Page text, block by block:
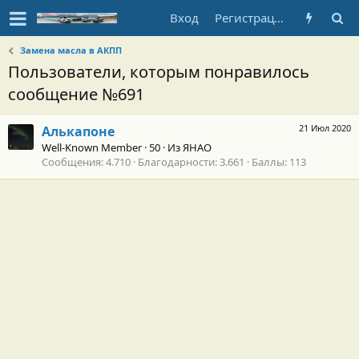
Вход Регистрация
Замена масла в АКПП
Пользователи, которым понравилось
сообщение №691
21 Июл 2020
Алькапоне
Well-Known Member ·50 · ИзЯНАО
Сообщения 4.710 Благодарности 3.661 Баллы 113